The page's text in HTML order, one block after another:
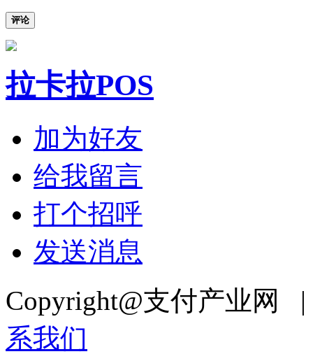
评论
拉卡拉POS
加为好友
给我留言
打个招呼
发送消息
Copyright@支付产业
系我们